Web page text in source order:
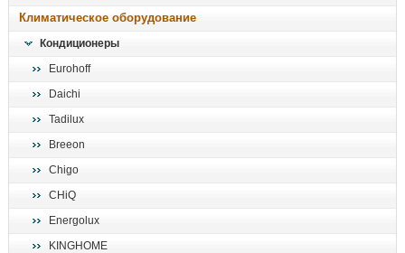
водоснабжение
Климатическое оборудование
Кондиционеры
Eurohoff
Daichi
Tadilux
Breeon
Chigo
CHiQ
Energolux
KINGHOME